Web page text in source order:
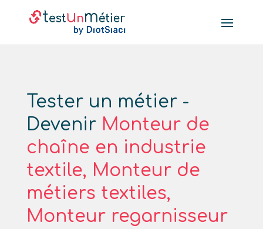
Tester un métier -
Devenir Monteur de
chaîne en industrie
textile, Monteur de
métiers textiles,
Monteur regarnisseur